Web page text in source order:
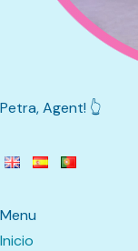
Petra, Agent! 👆
Menu
Inicio